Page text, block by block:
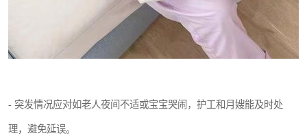
- 突发情况应对如老人夜间不适或宝宝哭闹，护工和月嫂能及时处
理，避免延误。